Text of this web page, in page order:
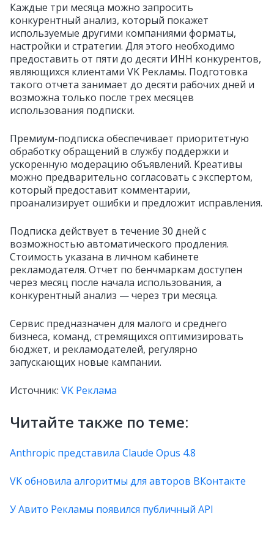
Каждые три месяца можно запросить
конкурентный анализ, который покажет
используемые другими компаниями форматы,
настройки и стратегии. Для этого необходимо
предоставить от пяти до десяти ИНН конкурентов,
являющихся клиентами VK Рекламы. Подготовка
такого отчета занимает до десяти рабочих дней и
возможна только после трех месяцев
использования подписки.
Премиум-подписка обеспечивает приоритетную
обработку обращений в службу поддержки и
ускоренную модерацию объявлений. Креативы
можно предварительно согласовать с экспертом,
который предоставит комментарии,
проанализирует ошибки и предложит исправления.
Подписка действует в течение 30 дней с
возможностью автоматического продления.
Стоимость указана в личном кабинете
рекламодателя. Отчет по бенчмаркам доступен
через месяц после начала использования, а
конкурентный анализ — через три месяца.
Сервис предназначен для малого и среднего
бизнеса, команд, стремящихся оптимизировать
бюджет, и рекламодателей, регулярно
запускающих новые кампании.
Источник: VK Реклама
Читайте также по теме:
Anthropic представила Claude Opus 4.8
VK обновила алгоритмы для авторов ВКонтакте
У Авито Рекламы появился публичный API